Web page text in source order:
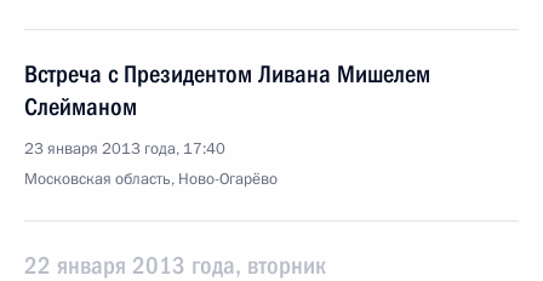
Встреча с Президентом Ливана Мишелем
Слейманом
23 января 2013 года, 17:40
Московская область, Ново-Огарёво
22 января 2013 года, вторник